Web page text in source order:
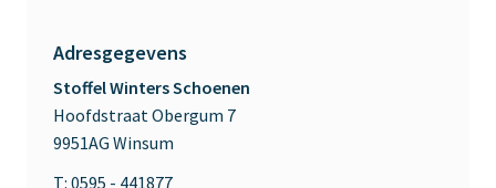
Adresgegevens
Stoffel Winters Schoenen
Hoofdstraat Obergum 7
9951AG Winsum
T: 0595 - 441877